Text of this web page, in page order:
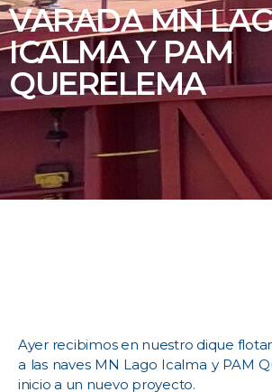
VARADA MN
ICALMA Y PAM
QUERELEMA
Ayer recibimos en nuestro dique
a las naves MN Lago Icalma y PAM
inicio a un nuevo proyecto.